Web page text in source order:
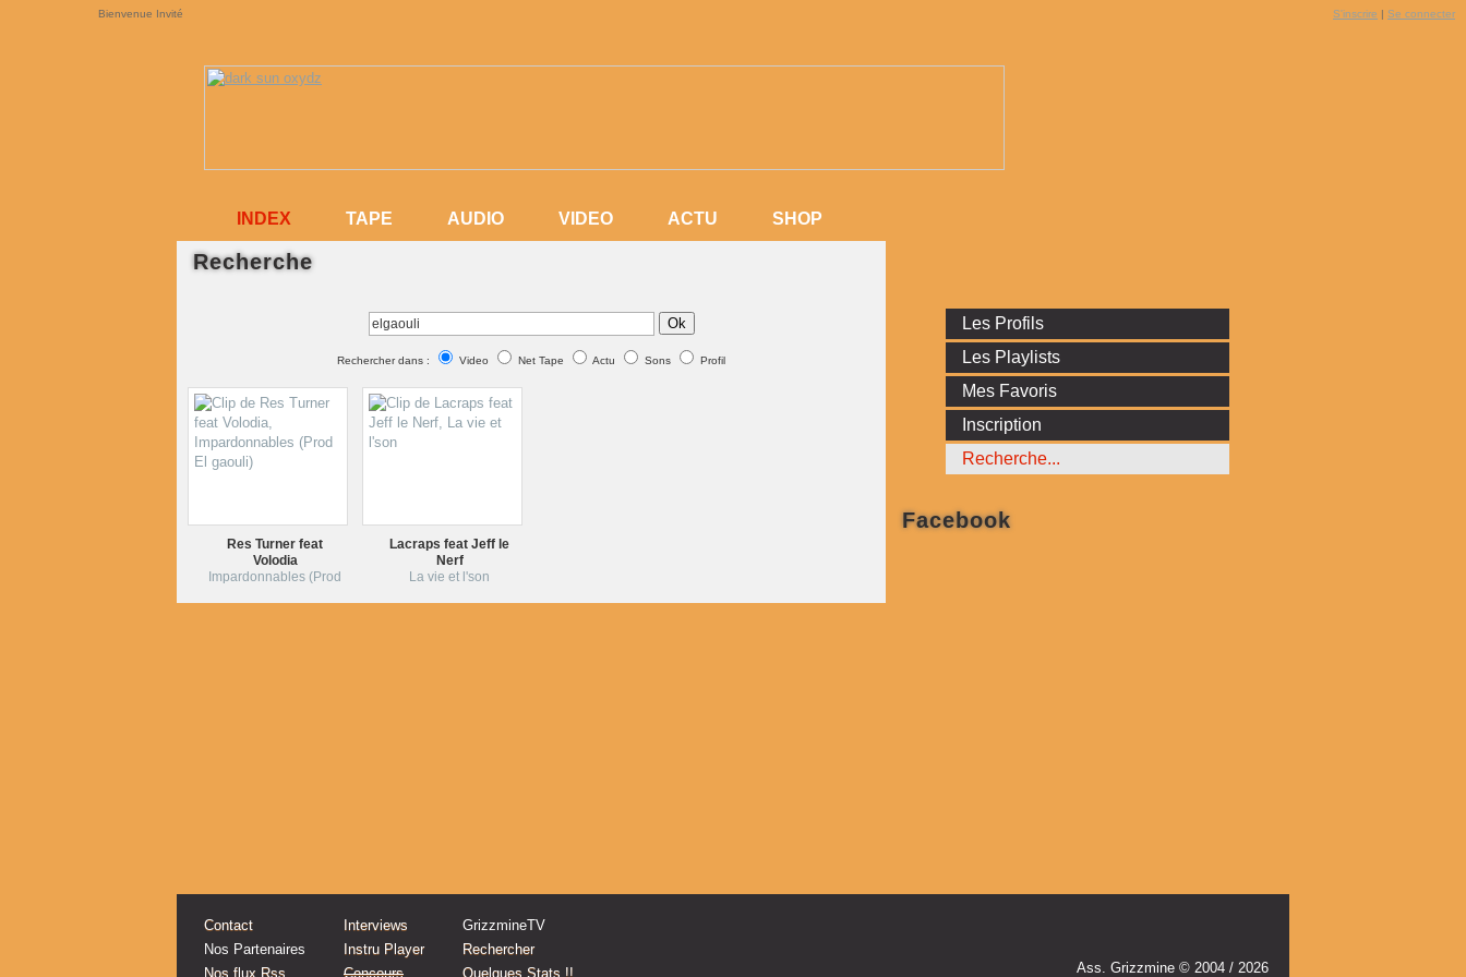
S'inscrire | Se connecter
Bienvenue Invité
SHOP
ACTU
VIDEO
AUDIO
TAPE
INDEX
INDEX
Les Profils
Les Playlists
Mes Favoris
Inscription
Facebook
Recherche
Ok
Rechercher dans : Video Net Tape Actu Sons Profil
Res Turner feat
Volodia
Impardonnables (Prod
Lacraps feat Jeff le
Nerf
La vie et l'son
Contact
Nos Partenaires
Nos flux Rss
Interviews
Instru Player
Concours
GrizzmineTV
Rechercher
Quelques Stats !!
Ass. Grizzmine © 2004 / 2026